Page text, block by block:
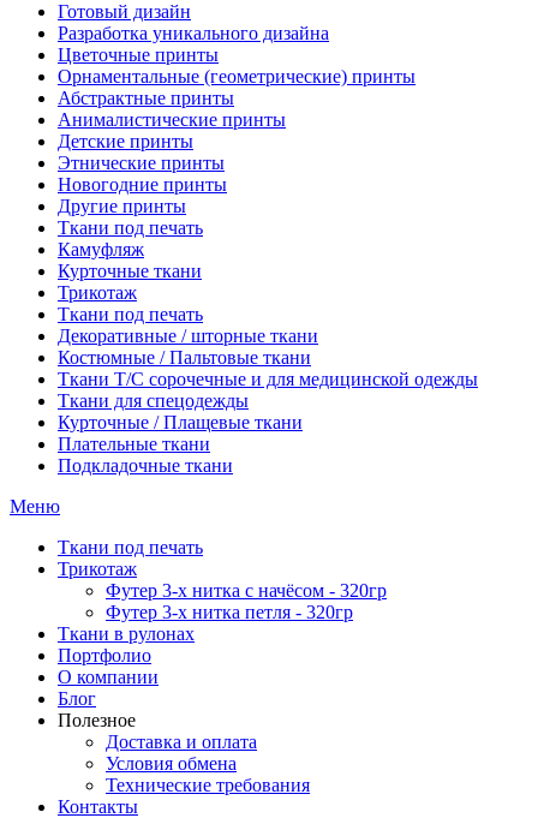
Готовый дизайн
Разработка уникального дизайна
Цветочные принты
Орнаментальные (геометрические) принты
Абстрактные принты
Анималистические принты
Детские принты
Этнические принты
Новогодние принты
Другие принты
Ткани под печать
Камуфляж
Курточные ткани
Трикотаж
Ткани под печать
Декоративные / шторные ткани
Костюмные / Пальтовые ткани
Ткани Т/С сорочечные и для медицинской одежды
Ткани для спецодежды
Курточные / Плащевые ткани
Плательные ткани
Подкладочные ткани
Меню
Ткани под печать
Трикотаж
Футер 3-х нитка с начёсом - 320гр
Футер 3-х нитка петля - 320гр
Ткани в рулонах
Портфолио
О компании
Блог
Полезное
Доставка и оплата
Условия обмена
Технические требования
Контакты